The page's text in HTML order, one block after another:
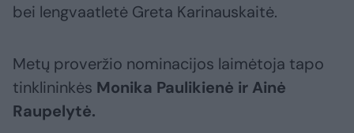
bei lengvaatletė Greta Karinauskaitė.
Metų proveržio nominacijos laimėtoja tapo
tinklininkės Monika Paulikienė ir Ainė
Raupelytė.